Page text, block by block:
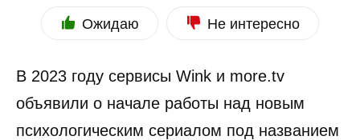
Ожидаю Не интересно
В 2023 году сервисы Wink и more.tv
объявили о начале работы над новым
психологическим сериалом под названием